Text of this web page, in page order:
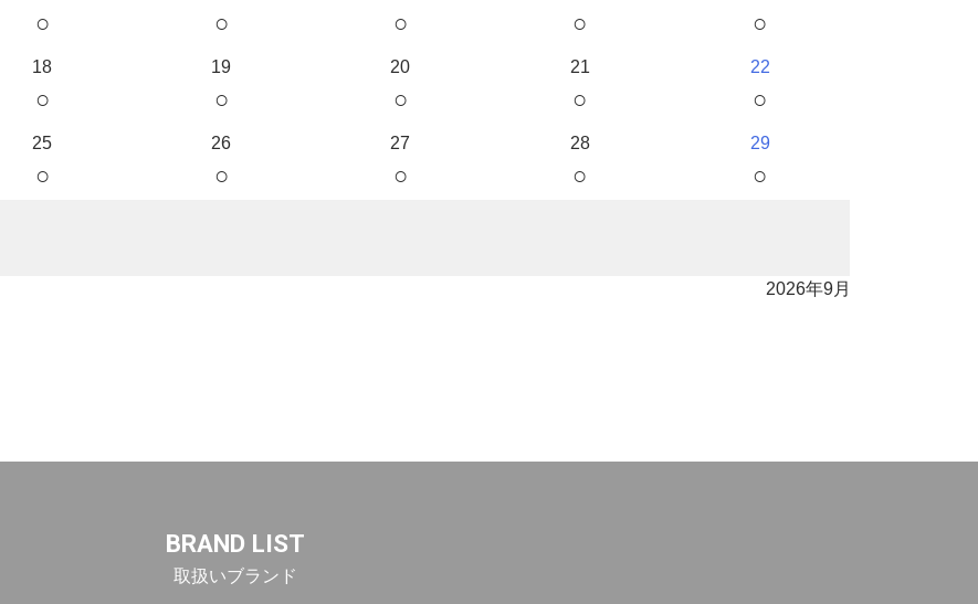
○ ○ ○ ○ ○
18
○
19
○
20
○
21
○
22
○
25
○
26
○
27
○
28
○
29
○
2026年9月
BRAND LIST
取扱いブランド